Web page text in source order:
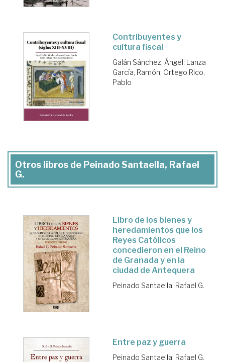
Contribuyentes y
cultura fiscal
Galán Sánchez, Ángel; Lanza
García, Ramón; Ortego Rico,
Pablo
Otros libros de Peinado Santaella, Rafael
G.
Libro de los bienes y
heredamientos que los
Reyes Católicos
concedieron en el Reino
de Granada y en la
ciudad de Antequera
Peinado Santaella, Rafael G.
Entre paz y guerra
Peinado Santaella, Rafael G.